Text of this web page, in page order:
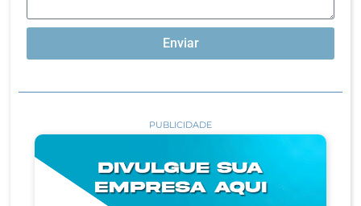
Enviar
PUBLICIDADE